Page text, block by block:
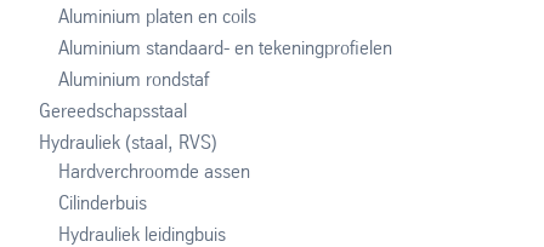
Aluminium platen en coils
Aluminium standaard- en tekeningprofielen
Aluminium rondstaf
Gereedschapsstaal
Hydrauliek (staal, RVS)
Hardverchroomde assen
Cilinderbuis
Hydrauliek leidingbuis